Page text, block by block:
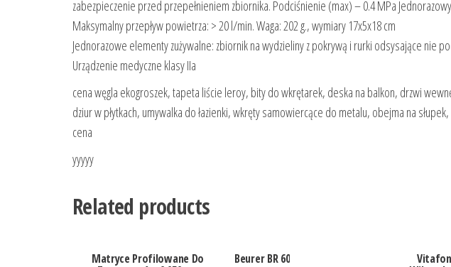
zabezpieczenie przed przepełnieniem zbiornika. Podciśnienie (max) – 0.4 MPa
Maksymalny przepływ powietrza: > 20 l/min. Waga: 202 g., wymiary 17x5x18 cm
Jednorazowe elementy zużywalne: zbiornik na wydzieliny z pokrywą i rurki odsysające nie
Urządzenie medyczne klasy IIa
cena węgla ekogroszek, tapeta liście leroy, bity do wkrętarek, deska na balkon, drzwi
dziur w płytkach, umywalka do łazienki, wkręty samowiercące do metalu, obejma na
cena
yyyyy
Related products
Matryce Profilowane Do Beurer BR 60